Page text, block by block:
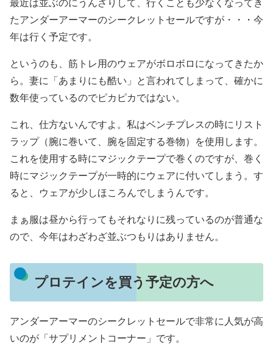
最近は並ぶのにうんざりして、行くことも少なくなってき
たアンダーアーマーのシークレットセールですが・・・今
年は行く予定です。
というのも、筋トレ用のウェアがボロボロになってきたか
ら。妻に「あまりにも酷い」と言われてしまって、確かに
数年使っているのでピカピカではない。
これ、仕方ないんですよ。私はベンチプレスの時にリスト
ラップ（腕に巻いて、腕を固定する巻物）を使用します。
これを使用する時にマジックテープで巻くのですが、巻く
時にマジックテープが一時的にウェアに付いてしまう。す
ると、ウェアが少しほころんでしまうんです。
まぁ服は昼から行ってもそれなりに残っているのが普通な
ので、今年はわざわざ並ぶつもりはありません。
プロテインを買う予定の方へ
アンダーアーマーのシークレットセールで非常に人気が高
いのが「サプリメントコーナー」です。